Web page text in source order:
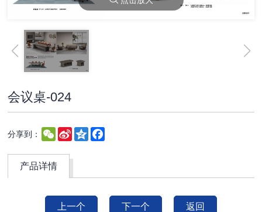
会议桌-024
分享到： WeChat
Sina
Weibo
Qzone
产品详情
上一个 下一个 返回